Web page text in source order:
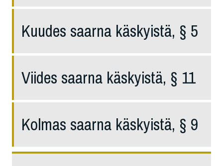
Kuudes saarna käskyistä, § 5
Viides saarna käskyistä, § 11
Kolmas saarna käskyistä, § 9